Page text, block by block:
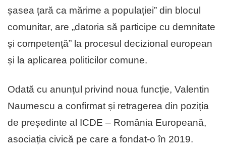
șasea țară ca mărime a populației” din blocul
comunitar, are „datoria să participe cu demnitate
și competență” la procesul decizional european
și la aplicarea politicilor comune.
Odată cu anunțul privind noua funcție, Valentin
Naumescu a confirmat și retragerea din poziția
de președinte al ICDE – România Europeană,
asociația civică pe care a fondat-o în 2019.